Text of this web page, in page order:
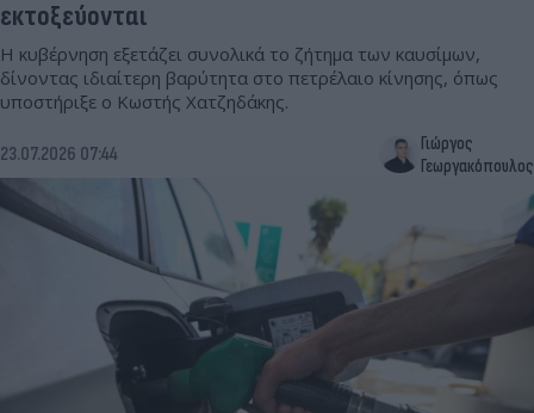
εκτοξεύονται
Η κυβέρνηση εξετάζει συνολικά το ζήτημα των καυσίμων,
δίνοντας ιδιαίτερη βαρύτητα στο πετρέλαιο κίνησης, όπως
υποστήριξε ο Κωστής Χατζηδάκης.
23.07.2026 07:44
Γιώργος
Γεωργακόπουλος